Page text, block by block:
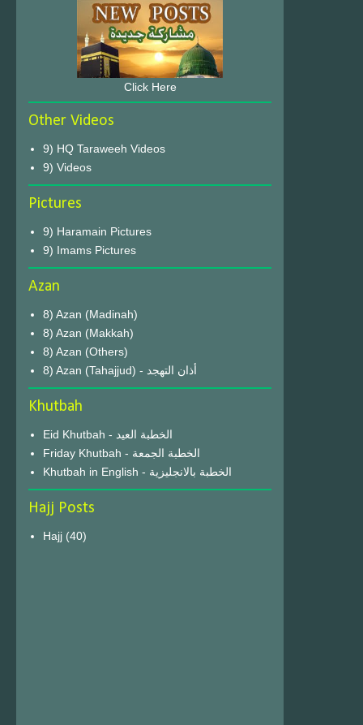
Click Here
Other Videos
9) HQ Taraweeh Videos
9) Videos
Pictures
9) Haramain Pictures
9) Imams Pictures
Azan
8) Azan (Madinah)
8) Azan (Makkah)
8) Azan (Others)
8) Azan (Tahajjud) - أذان التهجد
Khutbah
Eid Khutbah - الخطبة العيد
Friday Khutbah - الخطبة الجمعة
Khutbah in English - الخطبة بالانجليزية
Hajj Posts
Hajj (40)